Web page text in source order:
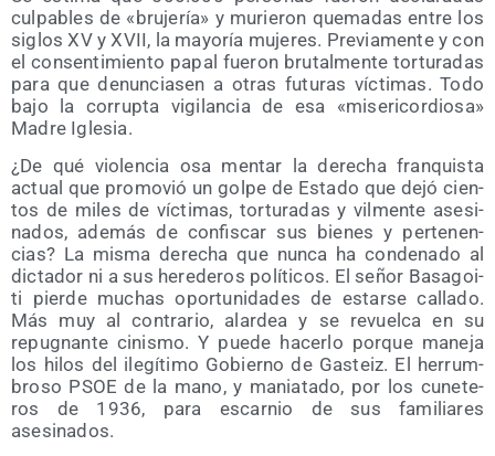
cul­pa­bles de «bru­je­ría» y murie­ron que­ma­das entre los
siglos XV y XVII, la mayo­ría muje­res. Pre­via­men­te y con
el con­sen­ti­mien­to papal fue­ron bru­tal­men­te tor­tu­ra­das
para que denun­cia­sen a otras futu­ras víc­ti­mas. Todo
bajo la corrup­ta vigi­lan­cia de esa «mise­ri­cor­dio­sa»
Madre Iglesia.
¿De qué vio­len­cia osa men­tar la dere­cha fran­quis­ta
actual que pro­mo­vió un gol­pe de Esta­do que dejó cien­
tos de miles de víc­ti­mas, tor­tu­ra­das y vil­men­te ase­si­
na­dos, ade­más de con­fis­car sus bie­nes y per­te­nen­
cias? La mis­ma dere­cha que nun­ca ha con­de­na­do al
dic­ta­dor ni a sus here­de­ros polí­ti­cos. El señor Basa­goi­
ti pier­de muchas opor­tu­ni­da­des de estar­se calla­do.
Más muy al con­tra­rio, alar­dea y se revuel­ca en su
repug­nan­te cinis­mo. Y pue­de hacer­lo por­que mane­ja
los hilos del ile­gí­ti­mo Gobierno de Gas­teiz. El herrum­
bro­so PSOE de la mano, y mania­ta­do, por los cune­te­
ros de 1936, para escar­nio de sus fami­lia­res
asesinados.